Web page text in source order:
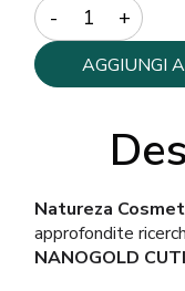
Quantity
AGGIUNGI
Natureza
approfondite
NANOGOLD